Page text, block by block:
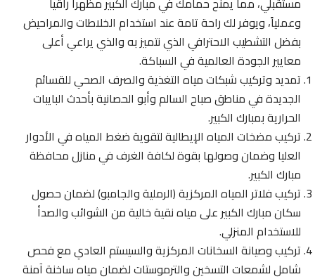
وعملياً، ويوفر لك راحة تامة عند استخدام الخلاطات والمراحيض
بفضل التشطيب الاحترافي الذي نتميز به والذي يراعي أعلى
معايير الجودة العالمية في السباكة.
تمديد وتركيب شبكات مياه التغذية والصرف الصحي للقسائم
الجديدة في مناطق صباح السالم وأبو الحصانية بأحدث البايبات
الحرارية بمبارك الكبير.
تركيب مضخات المياه الإيطالية لتقوية ضغط المياه في الأدوار
العليا وضمان وصولها بقوة لكافة الغرف في منازل محافظة
مبارك الكبير.
تركيب فلاتر المياه المركزية (الرملية والجامبو) لضمان حصول
سكان مبارك الكبير على مياه نقية خالية من الشوائب والصدأ
للاستخدام المنزلي.
تركيب وصيانة السخانات المركزية والسيستم العادي مع فحص
شامل لشمعات التسخين والترموستات لضمان مياه ساخنة آمنة